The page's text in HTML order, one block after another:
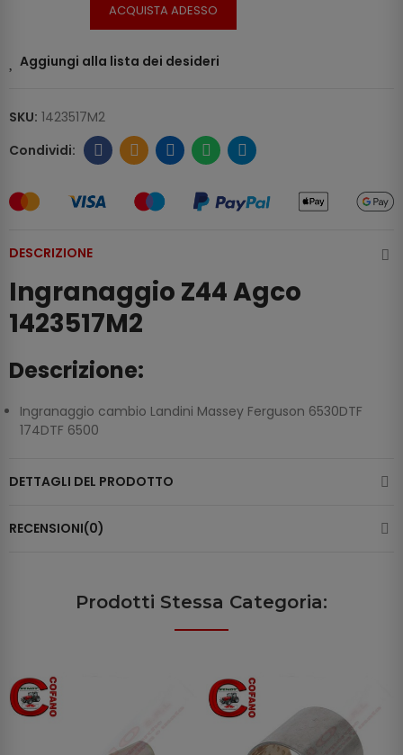
ACQUISTA ADESSO
Aggiungi alla lista dei desideri
SKU: 1423517M2
DESCRIZIONE
Ingranaggio Z44 Agco
1423517M2
Descrizione:
Ingranaggio cambio Landini Massey Ferguson 6530DTF
174DTF 6500
DETTAGLI DEL PRODOTTO
RECENSIONI(0)
Prodotti Stessa Categoria: